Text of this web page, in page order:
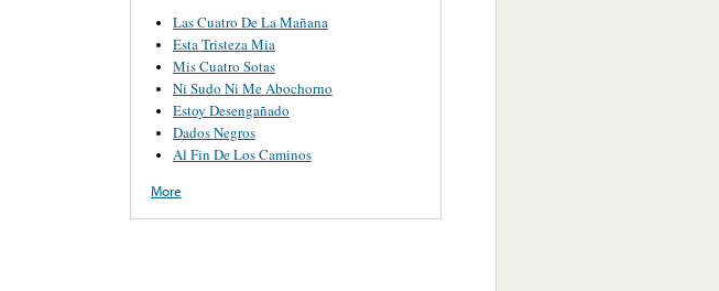
Las Cuatro De La Mañana
Esta Tristeza Mia
Mis Cuatro Sotas
Ni Sudo Ni Me Abochorno
Estoy Desengañado
Dados Negros
Al Fin De Los Caminos
More